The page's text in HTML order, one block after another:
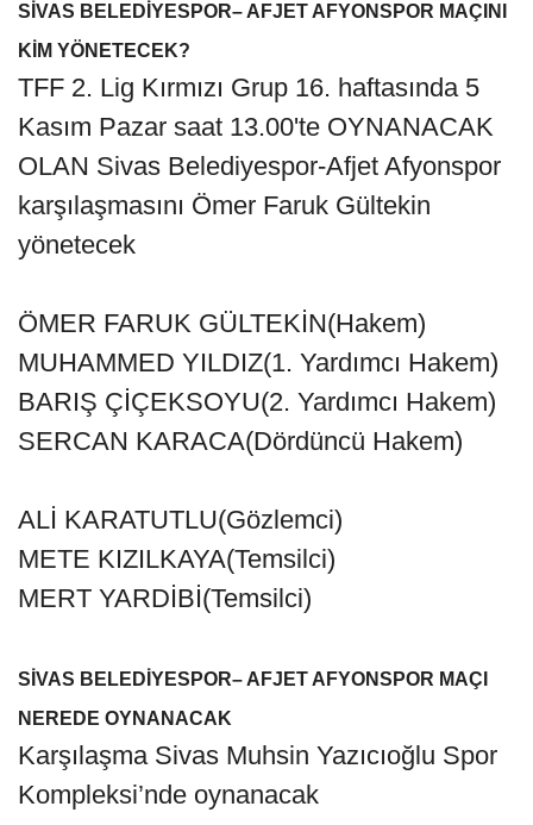
SİVAS BELEDİYESPOR– AFJET AFYONSPOR MAÇINI
KİM YÖNETECEK?
TFF 2. Lig Kırmızı Grup 16. haftasında 5
Kasım Pazar saat 13.00'te OYNANACAK
OLAN Sivas Belediyespor-Afjet Afyonspor
karşılaşmasını Ömer Faruk Gültekin
yönetecek
ÖMER FARUK GÜLTEKİN(Hakem)
MUHAMMED YILDIZ(1. Yardımcı Hakem)
BARIŞ ÇİÇEKSOYU(2. Yardımcı Hakem)
SERCAN KARACA(Dördüncü Hakem)
ALİ KARATUTLU(Gözlemci)
METE KIZILKAYA(Temsilci)
MERT YARDİBİ(Temsilci)
SİVAS BELEDİYESPOR– AFJET AFYONSPOR MAÇI
NEREDE OYNANACAK
Karşılaşma Sivas Muhsin Yazıcıoğlu Spor
Kompleksi’nde oynanacak